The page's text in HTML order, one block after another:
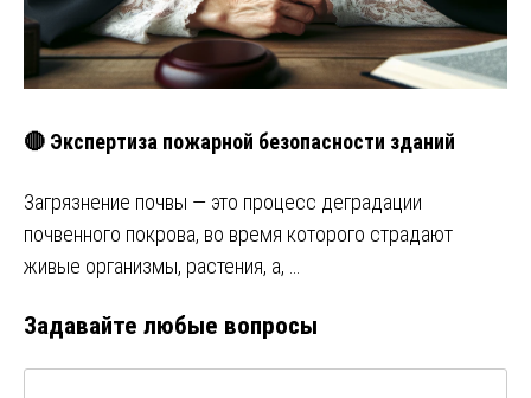
🔴 Экспертиза пожарной безопасности зданий
Загрязнение почвы ― это процесс деградации
почвенного покрова, во время которого страдают
живые организмы, растения, а, …
Задавайте любые вопросы